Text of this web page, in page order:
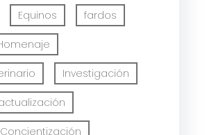
Equinos fardos
Investigación